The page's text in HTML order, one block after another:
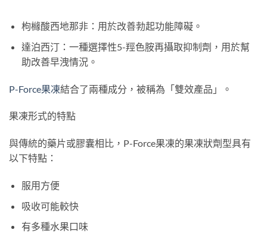
枸櫞酸西地那非：用於改善勃起功能障礙。
達泊西汀：一種選擇性5-羥色胺再攝取抑制劑，用於幫
助改善早洩情況。
P-Force果凍結合了兩種成分，被稱為「雙效產品」。
果凍形式的特點
與傳統的藥片或膠囊相比，P-Force果凍的果凍狀劑型具有
以下特點：
服用方便
吸收可能較快
有多種水果口味